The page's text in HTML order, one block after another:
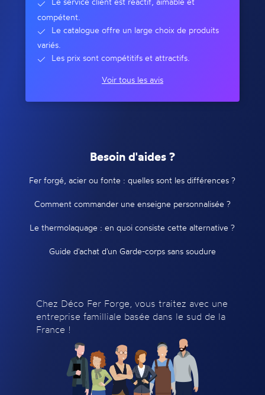
compétent.
Le catalogue offre un large choix de produits
variés.
Les prix sont compétitifs et attractifs.
Voir tous les avis
Besoin d'aides ?
Fer forgé, acier ou fonte : quelles sont les différences ?
Comment commander une enseigne personnalisée ?
Le thermolaquage : en quoi consiste cette alternative ?
Guide d'achat d'un Garde-corps sans soudure
Chez Déco Fer Forge, vous traitez avec une
entreprise familliale basée dans le sud de la
France !